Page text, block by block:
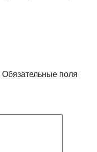
Обязательные поля